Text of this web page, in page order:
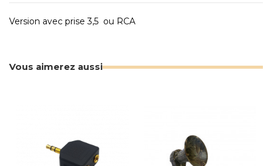
Version avec prise 3,5 ou RCA
Vous aimerez aussi